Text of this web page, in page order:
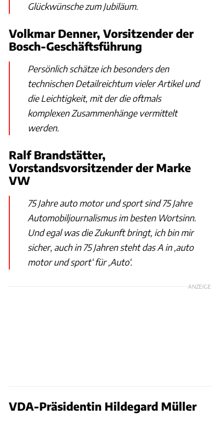
Glückwünsche zum Jubiläum.
Volkmar Denner, Vorsitzender der
Bosch-Geschäftsführung
Persönlich schätze ich besonders den
technischen Detailreichtum vieler Artikel und
die Leichtigkeit, mit der die oftmals
komplexen Zusammenhänge vermittelt
werden.
Ralf Brandstätter,
Vorstandsvorsitzender der Marke
VW
75 Jahre auto motor und sport sind 75 Jahre
Automobiljournalismus im besten Wortsinn.
Und egal was die Zukunft bringt, ich bin mir
sicher, auch in 75 Jahren steht das A in ‚auto
motor und sport‘ für ‚Auto‘.
ANZEIGE
VDA-Präsidentin Hildegard Müller